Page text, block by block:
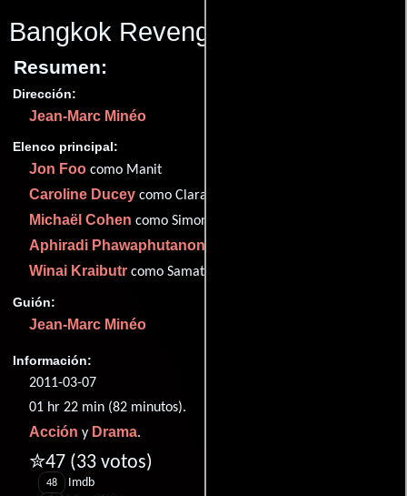
Bangkok Revenge
Resumen:
Dirección:
Jean-Marc Minéo
Elenco principal:
Jon Foo como Manit
Caroline Ducey como Clara
Michaël Cohen como Simon
Aphiradi Phawaphutanon
Winai Kraibutr como Samat
Guión:
Jean-Marc Minéo
Información:
2011-03-07
01 hr 22 min (82 minutos).
Acción y Drama.
✮47 (33 votos)
48 Imdb